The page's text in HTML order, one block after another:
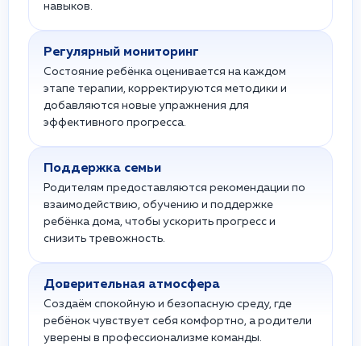
навыков.
Регулярный мониторинг
Состояние ребёнка оценивается на каждом
этапе терапии, корректируются методики и
добавляются новые упражнения для
эффективного прогресса.
Поддержка семьи
Родителям предоставляются рекомендации по
взаимодействию, обучению и поддержке
ребёнка дома, чтобы ускорить прогресс и
снизить тревожность.
Доверительная атмосфера
Создаём спокойную и безопасную среду, где
ребёнок чувствует себя комфортно, а родители
уверены в профессионализме команды.